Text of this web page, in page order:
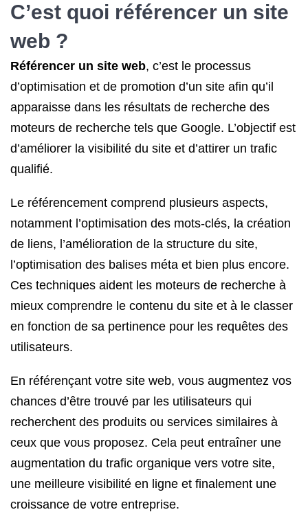
C’est quoi référencer un site
web ?
Référencer un site web, c’est le processus
d’optimisation et de promotion d’un site afin qu’il
apparaisse dans les résultats de recherche des
moteurs de recherche tels que Google. L’objectif est
d’améliorer la visibilité du site et d’attirer un trafic
qualifié.
Le référencement comprend plusieurs aspects,
notamment l’optimisation des mots-clés, la création
de liens, l’amélioration de la structure du site,
l’optimisation des balises méta et bien plus encore.
Ces techniques aident les moteurs de recherche à
mieux comprendre le contenu du site et à le classer
en fonction de sa pertinence pour les requêtes des
utilisateurs.
En référençant votre site web, vous augmentez vos
chances d’être trouvé par les utilisateurs qui
recherchent des produits ou services similaires à
ceux que vous proposez. Cela peut entraîner une
augmentation du trafic organique vers votre site,
une meilleure visibilité en ligne et finalement une
croissance de votre entreprise.